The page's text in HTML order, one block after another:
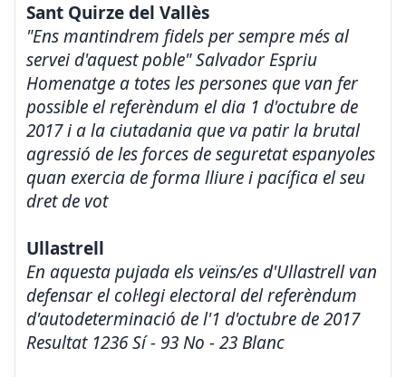
Sant Quirze del Vallès
"Ens mantindrem fidels per sempre més al
servei d'aquest poble" Salvador Espriu
Homenatge a totes les persones que van fer
possible el referèndum el dia 1 d'octubre de
2017 i a la ciutadania que va patir la brutal
agressió de les forces de seguretat espanyoles
quan exercia de forma lliure i pacífica el seu
dret de vot
Ullastrell
En aquesta pujada els veïns/es d'Ullastrell van
defensar el col·legi electoral del referèndum
d'autodeterminació de l'1 d'octubre de 2017
Resultat 1236 Sí - 93 No - 23 Blanc